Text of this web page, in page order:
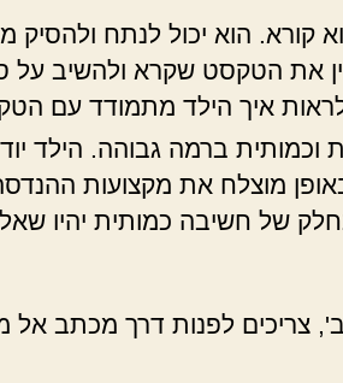
הוא יכול לנתח ולהסיק
את הטקסט שקרא ולהשיב על
איך הילד מתמודד עם
ברמה גבוהה. הילד
מוצלח את מקצועות
של חשיבה כמותית יהיו
צריכים לפנות דרך מכתב אל